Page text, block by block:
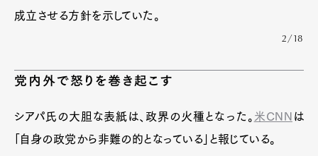
成立させる方針を示していた。
2/18
党内外で怒りを巻き起こす
シアパ氏の大胆な表紙は、政界の火種となった。 米CNN は
「自身の政党から非難の的となっている」と報じている。